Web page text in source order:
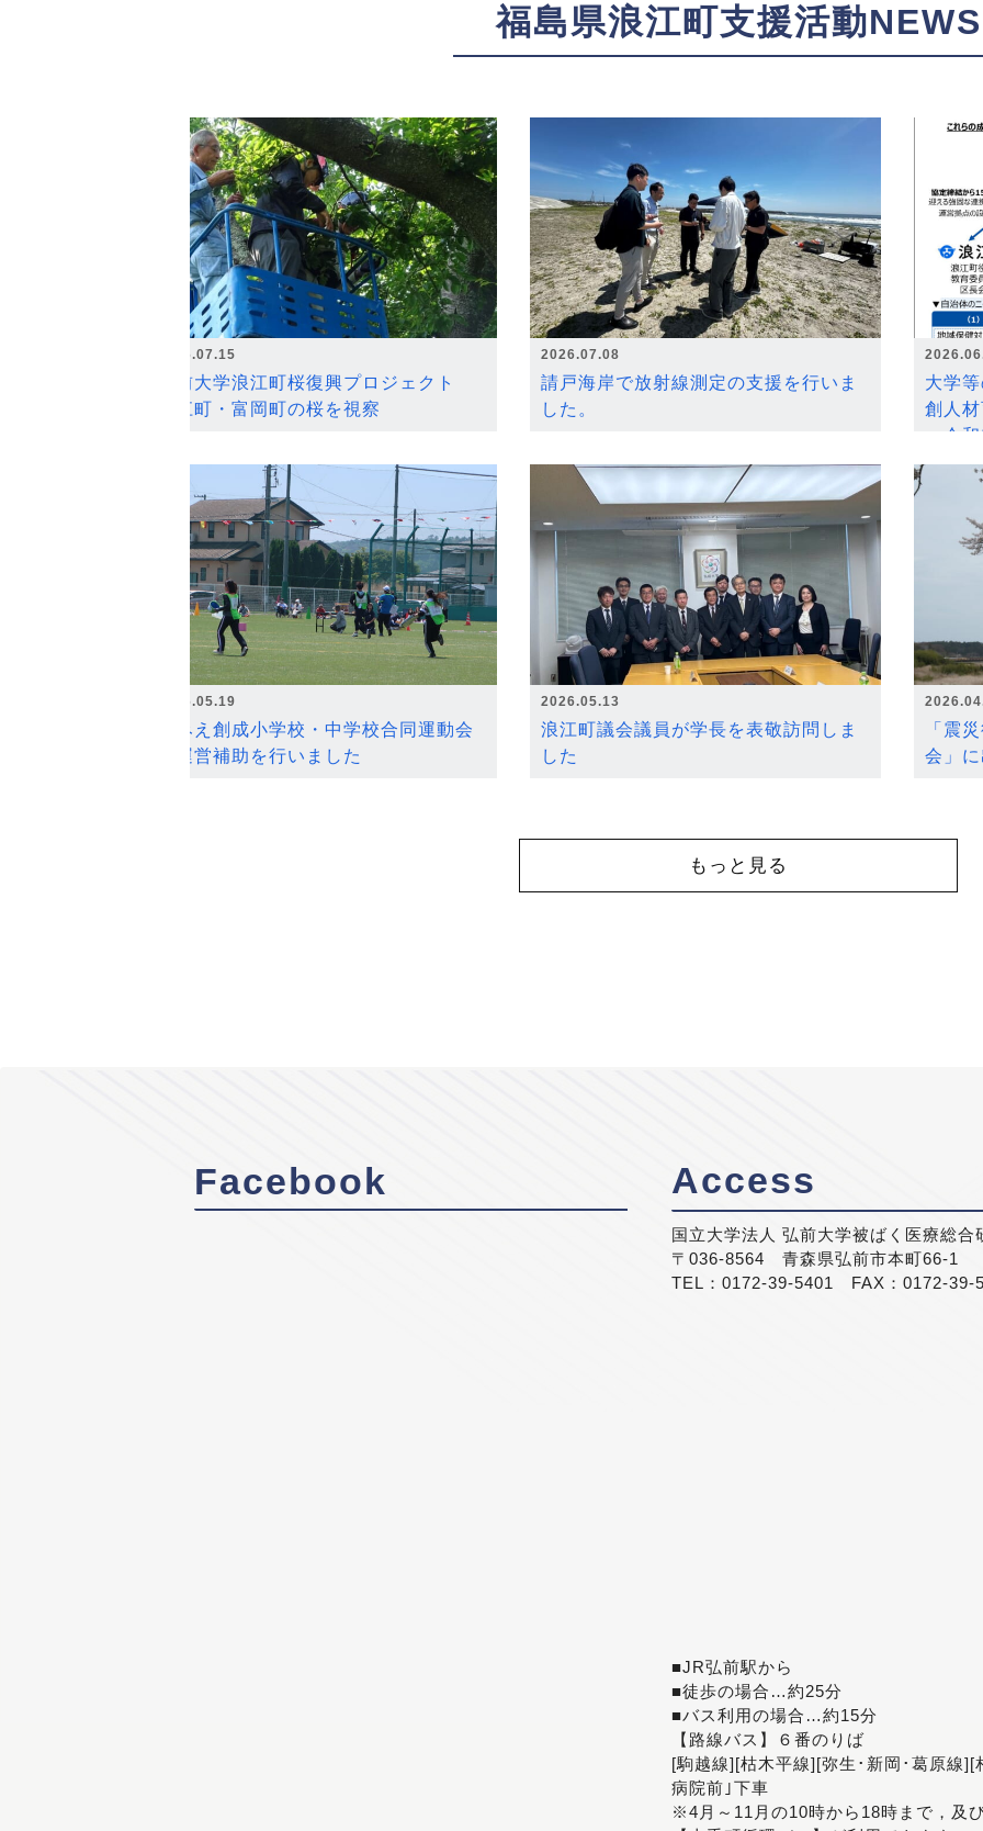
福島県浪江町支援活動NEWS
2026.07.15
弘前大学浪江町桜復興プロジェクト
浪江町・富岡町の桜を視察
2026.07.08
請戸海岸で放射線測定の支援を行いま
した。
大学
創人
～令
2026.05.19
なみえ創成小学校・中学校合同運動会
の運営補助を行いました
2026.05.13
浪江町議会議員が学長を表敬訪問しま
した
「震
会」
もっと見る
Facebook Access
国立大学法人 弘前大学被ばく医療総合
〒036-8564 青森県弘前市本町66-1
TEL：0172-39-5401 FAX：0172-39-
■JR弘前駅から
■徒歩の場合…約25分
■バス利用の場合…約15分
【路線バス】６番のりば
[駒越線][枯木平線][弥生･新岡･葛原線
病院前｣下車
※4月～11月の10時から18時まで，及